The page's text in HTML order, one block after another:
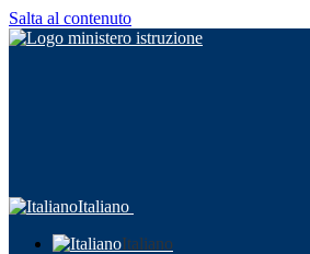
Salta al contenuto
Italiano
Italiano